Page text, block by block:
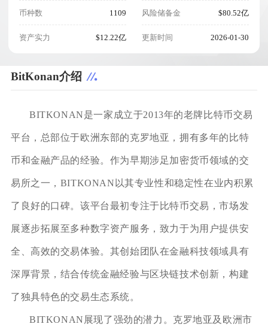
币种数 1109
资产实力 $12.22亿
风险储备金 $80.52亿
更新时间 2026-01-30
BitKonan介绍
BITKONAN是一家成立于2013年的老牌比特币交易
平台，总部位于欧洲东部的克罗地亚，拥有多年的比特
币和金融产品的经验。作为早期涉足加密货币领域的交
易所之一，BITKONAN以其专业性和稳定性在业内积累
了良好的口碑。该平台最初专注于比特币交易，市场发
展逐步拓展至多种数字资产服务，致力于为用户提供安
全、高效的交易体验。其创始团队在金融科技领域具有
深厚背景，结合传统金融经验与区块链技术创新，构建
了独具特色的交易生态系统。
BITKONAN展现了强劲的潜力。克罗地亚及欧洲市